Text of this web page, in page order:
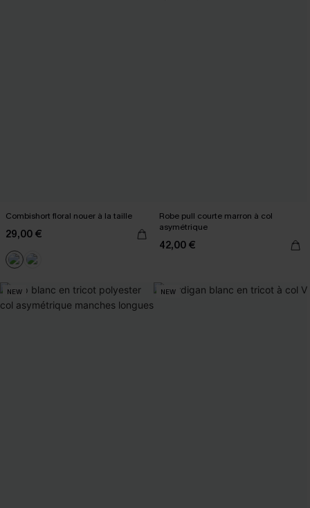
Combishort floral nouer à la taille
29,00 €
Robe pull courte marron à col
asymétrique
42,00 €
NEW NEW